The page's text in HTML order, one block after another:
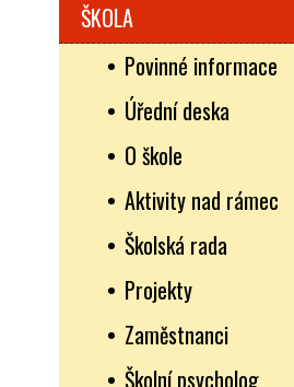
ŠKOLA
Povinné informace
Úřední deska
O škole
Aktivity nad rámec
Školská rada
Projekty
Zaměstnanci
Školní psycholog